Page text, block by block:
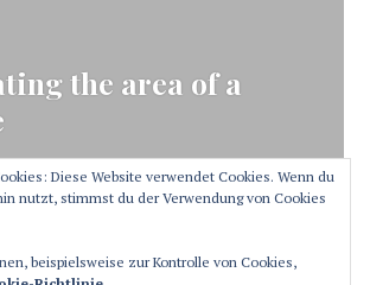
the area of a
Diese Website verwendet Cookies. Wenn du
nutzt, stimmst du der Verwendung von Cookies
beispielsweise zur Kontrolle von Cookies,